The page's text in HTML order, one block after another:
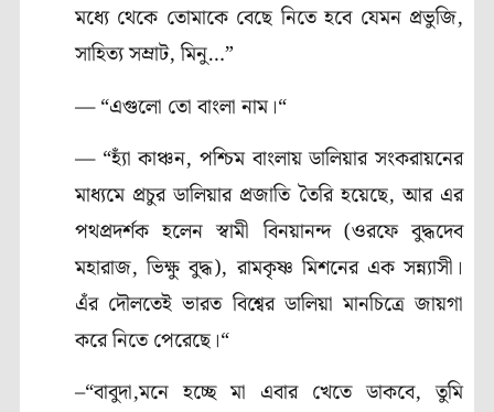
মধ্যে থেকে তোমাকে বেছে নিতে হবে যেমন প্রভুজি,
সাহিত্য সম্রাট, মিনু…”
— “এগুলো তো বাংলা নাম।“
— “হ্যাঁ কাঞ্চন, পশ্চিম বাংলায় ডালিয়ার সংকরায়নের
মাধ্যমে প্রচুর ডালিয়ার প্রজাতি তৈরি হয়েছে, আর এর
পথপ্রদর্শক হলেন স্বামী বিনয়ানন্দ (ওরফে বুদ্ধদেব
মহারাজ, ভিক্ষু বুদ্ধ), রামকৃষ্ণ মিশনের এক সন্ন্যাসী।
এঁর দৌলতেই ভারত বিশ্বের ডালিয়া মানচিত্রে জায়গা
করে নিতে পেরেছে।“
–“বাবুদা,মনে হচ্ছে মা এবার খেতে ডাকবে, তুমি